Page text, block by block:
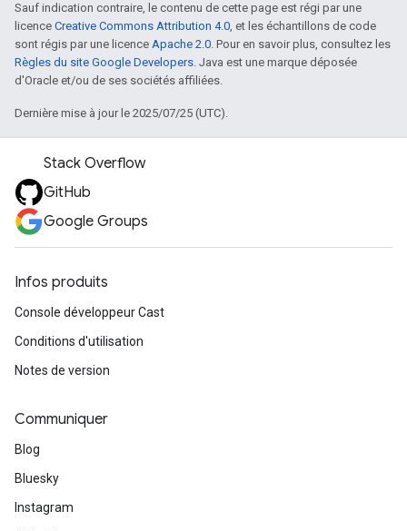
Sauf indication contraire, le contenu de cette page est régi par une
licence Creative Commons Attribution 4.0, et les échantillons de code
sont régis par une licence Apache 2.0. Pour en savoir plus, consultez les
Règles du site Google Developers. Java est une marque déposée
d'Oracle et/ou de ses sociétés affiliées.
Dernière mise à jour le 2025/07/25 (UTC).
Stack Overflow
GitHub
Google Groups
Infos produits
Console développeur Cast
Conditions d'utilisation
Notes de version
Communiquer
Blog
Bluesky
Instagram